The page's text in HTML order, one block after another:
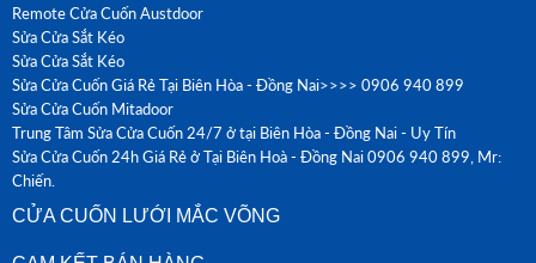
Remote Cửa Cuốn Austdoor
Sửa Cửa Sắt Kéo
Sửa Cửa Sắt Kéo
Sửa Cửa Cuốn Giá Rẻ Tại Biên Hòa - Đồng Nai>>>> 0906 940 899
Sửa Cửa Cuốn Mitadoor
Trung Tâm Sửa Cửa Cuốn 24/7 ở tại Biên Hòa - Đồng Nai - Uy Tín
Sửa Cửa Cuốn 24h Giá Rẻ ở Tại Biên Hoà - Đồng Nai 0906 940 899, Mr:
Chiến.
CỬA CUỐN LƯỚI MẮC VÕNG